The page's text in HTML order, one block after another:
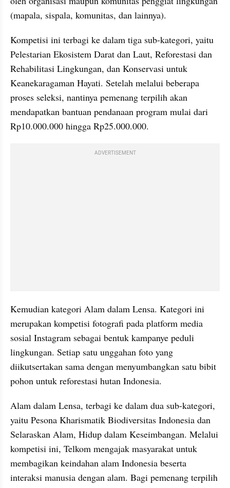
(mapala, sispala, komunitas, dan lainnya).
Kompetisi ini terbagi ke dalam tiga sub-kategori, yaitu
Pelestarian Ekosistem Darat dan Laut, Reforestasi dan
Rehabilitasi Lingkungan, dan Konservasi untuk
Keanekaragaman Hayati. Setelah melalui beberapa
proses seleksi, nantinya pemenang terpilih akan
mendapatkan bantuan pendanaan program mulai dari
Rp10.000.000 hingga Rp25.000.000.
ADVERTISEMENT
Kemudian kategori Alam dalam Lensa. Kategori ini
merupakan kompetisi fotografi pada platform media
sosial Instagram sebagai bentuk kampanye peduli
lingkungan. Setiap satu unggahan foto yang
diikutsertakan sama dengan menyumbangkan satu bibit
pohon untuk reforestasi hutan Indonesia.
Alam dalam Lensa, terbagi ke dalam dua sub-kategori,
yaitu Pesona Kharismatik Biodiversitas Indonesia dan
Selaraskan Alam, Hidup dalam Keseimbangan. Melalui
kompetisi ini, Telkom mengajak masyarakat untuk
membagikan keindahan alam Indonesia beserta
interaksi manusia dengan alam. Bagi pemenang terpilih